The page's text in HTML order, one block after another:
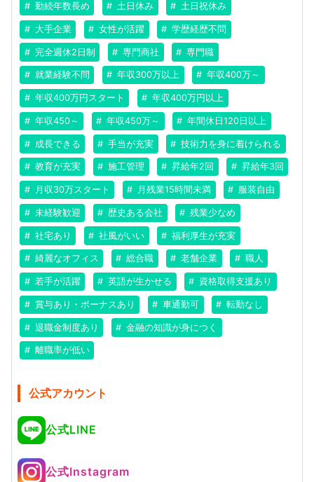
勤続年数長め 土日休み 土日祝休み
大手企業 女性が活躍 学歴経歴不問
完全週休2日制 専門商社 専門職
就業経験不問 年収300万以上 年収400万～
年収400万円スタート 年収400万円以上
年収450～ 年収450万～ 年間休日120日以上
成長できる 手当が充実 技術力を身に着けられる
教育が充実 施工管理 昇給年2回 昇給年3回
月収30万スタート 月残業15時間未満 服装自由
未経験歓迎 歴史ある会社 残業少なめ
社宅あり 社風がいい 福利厚生が充実
綺麗なオフィス 総合職 老舗企業 職人
若手が活躍 英語が生かせる 資格取得支援あり
賞与あり・ボーナスあり 車通勤可 転勤なし
退職金制度あり 金融の知識が身につく
離職率が低い
公式アカウント
公式LINE
公式Instagram